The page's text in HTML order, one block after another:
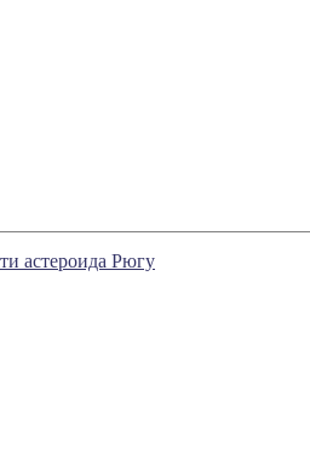
астероида Рюгу